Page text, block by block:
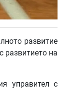
развитие
развитието на
управител с